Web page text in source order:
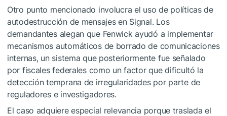
Otro punto mencionado involucra el uso de políticas de
autodestrucción de mensajes en Signal. Los
demandantes alegan que Fenwick ayudó a implementar
mecanismos automáticos de borrado de comunicaciones
internas, un sistema que posteriormente fue señalado
por fiscales federales como un factor que dificultó la
detección temprana de irregularidades por parte de
reguladores e investigadores.
El caso adquiere especial relevancia porque traslada el